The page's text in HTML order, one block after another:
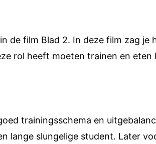
de film Blad 2. In deze film zag je
rol heeft moeten trainen en eten
trainingsschema en
lange slungelige student. Later